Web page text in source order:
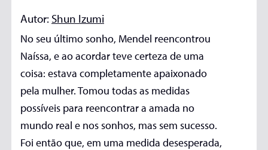
Autor: Shun Izumi
No seu último sonho, Mendel reencontrou
Naíssa, e ao acordar teve certeza de uma
coisa: estava completamente apaixonado
pela mulher. Tomou todas as medidas
possíveis para reencontrar a amada no
mundo real e nos sonhos, mas sem sucesso.
Foi então que, em uma medida desesperada,